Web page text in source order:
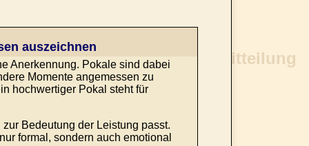
auszeichnen
Anerkennung. Pokale sind dabei
Momente angemessen zu
hochwertiger Pokal steht für
Bedeutung der Leistung passt.
formal, sondern auch emotional